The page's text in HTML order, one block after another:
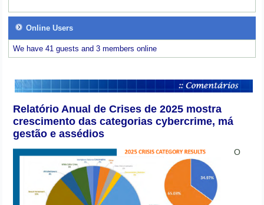
Online Users
We have 41 guests and 3 members online
Relatório Anual de Crises de 2025 mostra
crescimento das categorias cybercrime, má
gestão e assédios
O